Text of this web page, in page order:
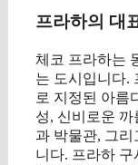
프라하의 대
체코 프라하는
는 도시입니다.
로 지정된 아름
성, 신비로운
과 박물관, 그
니다. 프라하 구